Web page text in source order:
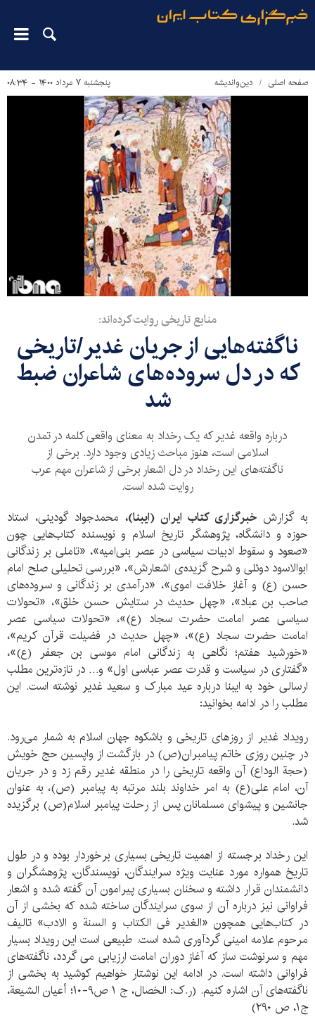
صفحه اصلی دین‌واندیشه پنجشنبه ۷ مرداد ۱۴۰۰ - ۰۸:۳۴
منابع تاریخی روایت کرده‌اند:
ناگفته‌هایی از جریان غدیر/تاریخی
که در دل سروده‌های شاعران ضبط
شد
درباره واقعه غدیر که یک رخداد به معنای واقعی کلمه در تمدن
اسلامی است، هنوز مباحث زیادی وجود دارد. برخی از
ناگفته‌های این رخداد در دل اشعار برخی از شاعران مهم عرب
روایت شده است.
به گزارش خبرگزاری کتاب ایران (ایبنا)، محمدجواد گودینی، استاد
حوزه و دانشگاه، پژوهشگر تاریخ اسلام و نویسنده کتاب‌هایی چون
«صعود و سقوط ادبیات سیاسی در عصر بنی‌امیه»، «تاملی بر زندگانی
ابوالاسود دوئلی و شرح گزیده‌ی اشعارش»،‌ «بررسی تحلیلی صلح امام
حسن (ع) و آغاز خلافت اموی»، «درآمدی بر زندگانی و سروده‌های
صاحب بن عباد»، «چهل حدیث در ستایش حسن خلق»، «تحولات
سیاسی عصر امامت حضرت سجاد (ع)»، «تحولات سیاسی عصر
امامت حضرت سجاد (ع)»، «چهل حدیث در فضیلت قرآن کریم»،
«خورشید هفتم؛ نگاهی به زندگانی امام موسی بن جعفر (ع)»،
«گفتاری در سیاست و قدرت عصر عباسی اول» و… در تازه‌ترین مطلب
ارسالی خود به ایبنا درباره عید مبارک و سعید غدیر نوشته است. این
مطلب را در ادامه بخوانید:
رویداد غدیر از روزهای تاریخی و باشکوه جهان اسلام به شمار می‌رود.
در چنین روزی خاتم پیامبران(ص) در بازگشت از واپسین حج خویش
(حجة الوداع) آن واقعه تاریخی را در منطقه غدیر رقم زد و در جریان
آن، امام علی(ع) به امر خداوند بلند مرتبه به پیامبر (ص)، به عنوان
جانشین و پیشوای مسلمانان پس از رحلت پیامبر اسلام(ص) برگزیده
شد.
این رخداد برجسته از اهمیت تاریخی بسیاری برخوردار بوده و در طول
تاریخ همواره مورد عنایت ویژه سرایندگان، نویسندگان، پژوهشگران و
دانشمندان قرار داشته و سخنان بسیاری پیرامون آن گفته شده و اشعار
فراوانی نیز درباره آن از سوی سرایندگان ساخته شده که بخشی از آن
در کتاب‌هایی همچون «الغدیر فی الکتاب و السنة و الادب» تالیف
مرحوم علامه امینی گردآوری شده است. طبیعی است این رویداد بسیار
مهم و سرنوشت ساز که آغاز دوران امامت ارزیابی می گردد، ناگفته‌های
فراوانی داشته است. در ادامه این نوشتار خواهیم کوشید به بخشی از
ناگفته‌های آن اشاره کنیم. (ر.ک: الخصال، ج ۱ ص۹-۱۰؛ أعیان الشیعة،
ج۱، ص ۲۹۰)